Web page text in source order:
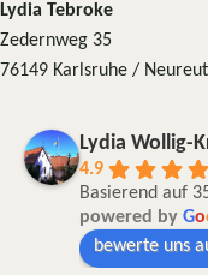
Lydia Tebroke
Zedernweg 35
76149 Karlsruhe /
Lydia Wollig-
4.9
Basierend auf
powered by Go
bewerte uns